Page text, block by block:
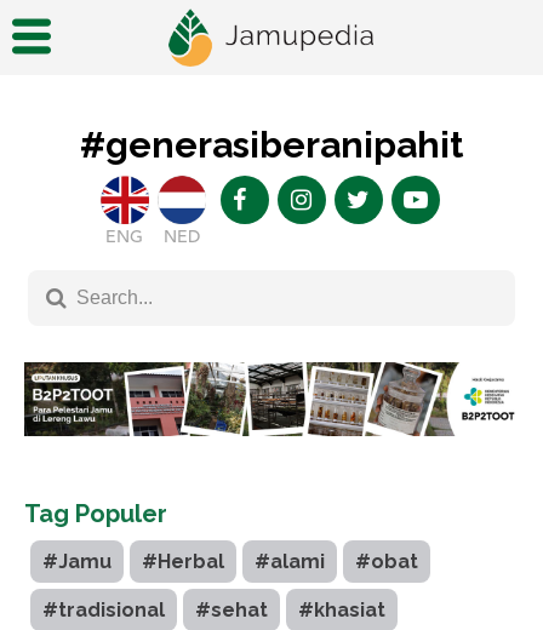
#generasiberanipahit
ENG NED
Tag Populer
#Jamu #Herbal #alami #obat
#tradisional #sehat #khasiat